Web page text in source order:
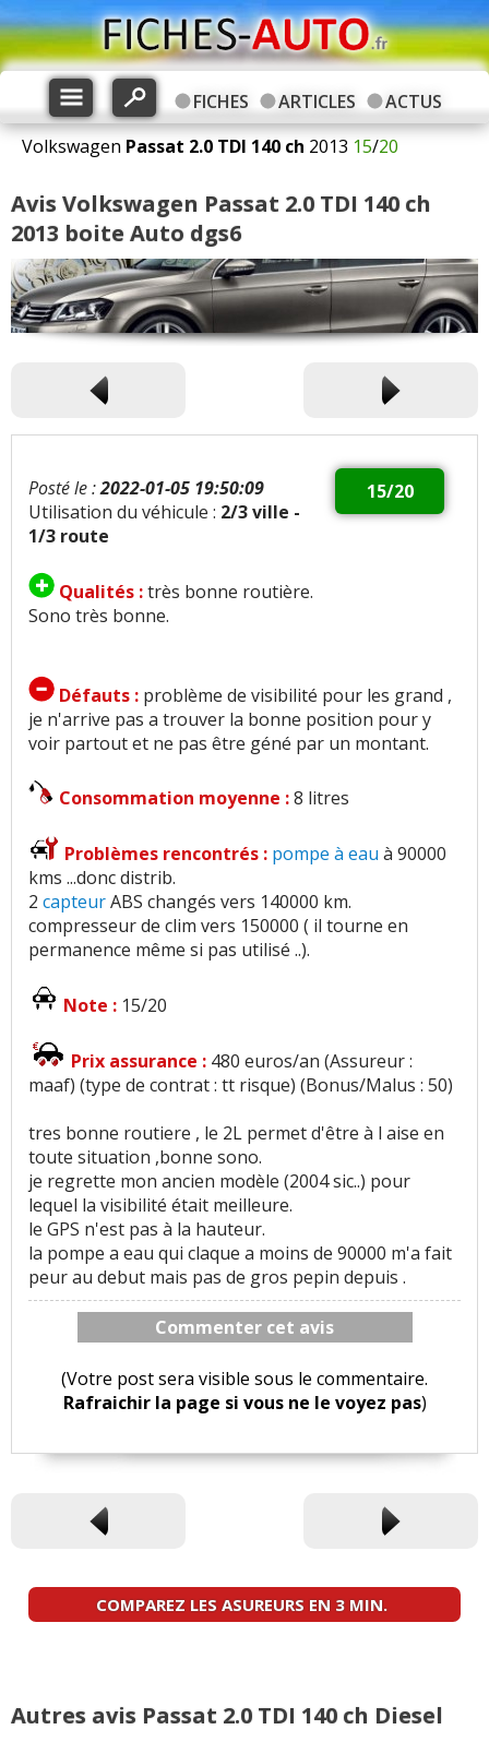
FICHES ARTICLES
ACTUS
Volkswagen Passat 2.0 TDI 140 ch 2013 15/20
Avis Volkswagen Passat 2.0 TDI 140 ch
2013 boite Auto dgs6
15/20
Posté le :2022-01-05 19:50:09
Utilisation du véhicule : 2/3 ville -
1/3 route
Qualités :très bonne routière.
Sono très bonne.
Défauts : problème de visibilité pour les grand ,
je n'arrive pas a trouver la bonne position pour y
voir partout et ne pas être géné par un montant.
Consommation moyenne :8 litres
Problèmes rencontrés : pompe à eau à 90000
kms ...donc distrib.
2 capteurABS changés vers 140000 km.
compresseur de clim vers 150000 ( il tourne en
permanence même si pas utilisé ..).
Note : 15/20
Prix assurance : 480 euros/an (Assureur :
maaf) (type de contrat : tt risque) (Bonus/Malus : 50)
tres bonne routiere , le 2L permet d'être à l aise en
toute situation ,bonne sono.
je regrette mon ancien modèle (2004 sic..) pour
lequel la visibilité était meilleure.
le GPS n'est pas à la hauteur.
la pompe a eau qui claque a moins de 90000 m'a fait
peur au debut mais pas de gros pepin depuis .
Commenter cet avis
(Votre post sera visible sous le commentaire.
Rafraichir la page si vous ne le voyez pas)
COMPAREZ LES ASUREURS EN 3 MIN.
Autres avis Passat 2.0 TDI 140 ch Diesel